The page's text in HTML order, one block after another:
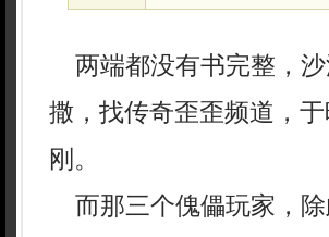
两端都没有书完整，
撒，找传奇歪歪频道，
刚。
而那三个傀儡玩家，